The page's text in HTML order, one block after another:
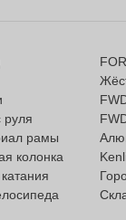
руля
рамы
колонка